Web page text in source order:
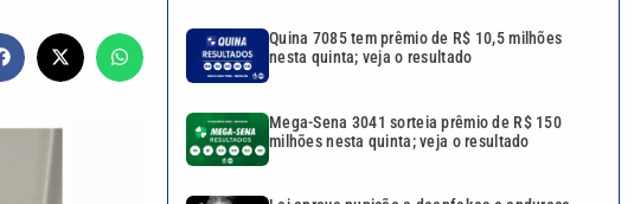
Quina 7085 tem prêmio de R$ 10,5 milhões
nesta quinta; veja o resultado
Mega-Sena 3041 sorteia prêmio de R$ 150
milhões nesta quinta; veja o resultado